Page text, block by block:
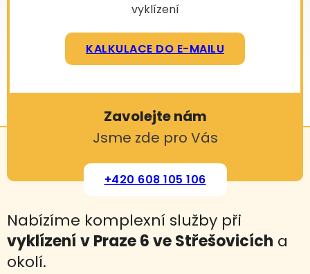
vyklízení
KALKULACE DO E-MAILU
Zavolejte nám
Jsme zde pro Vás
+420 608 105 106
Nabízíme komplexní služby při
vyklízení v Praze 6 ve Střešovicích a
okolí.